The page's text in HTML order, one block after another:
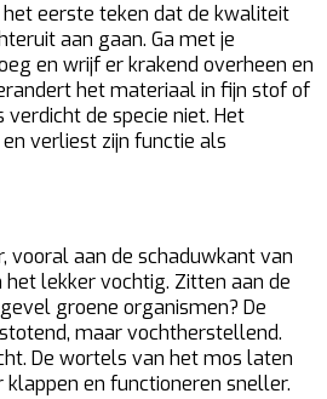
eerste teken dat de kwaliteit
aan gaan. Ga met je
en wrijf er krakend overheen en
het materiaal in fijn stof of
verdicht de specie niet. Het
verliest zijn functie als
vooral aan de schaduwkant van
lekker vochtig. Zitten aan de
groene organismen? De
maar vochtherstellend.
De wortels van het mos laten
en functioneren sneller.